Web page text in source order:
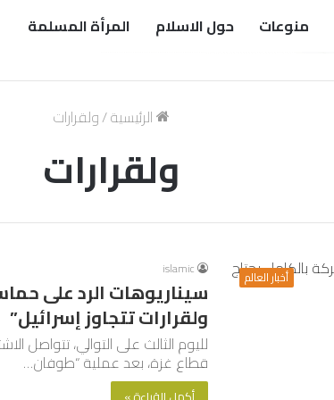
منوعات حول الاسلام المرأة المسلمة
الرئيسية/ولقرارات
ولقرارات
أخبار العالم islamic
سيناريوهات الرد على
ولقرارات تتجاوز إسرائيل”
لليوم الثالث على التوالي، تتواصل
قطاع غزة، بعد عملية “طوفان…